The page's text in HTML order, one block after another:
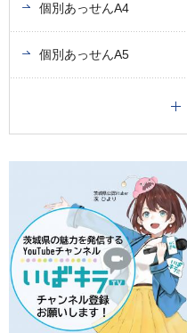
個別あっせんA4
個別あっせんA5